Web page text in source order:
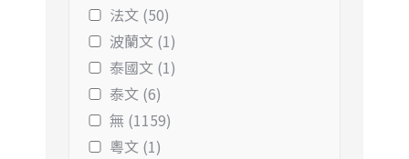
法文 (50)
波蘭文 (1)
泰國文 (1)
泰文 (6)
無 (1159)
粵文 (1)